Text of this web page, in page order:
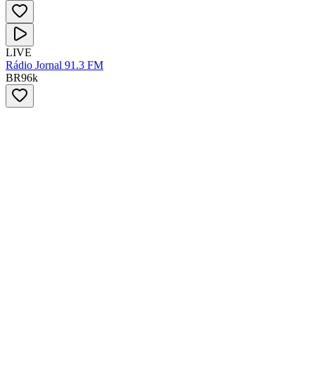
LIVE
Rádio Jornal 91.3 FM
BR96k